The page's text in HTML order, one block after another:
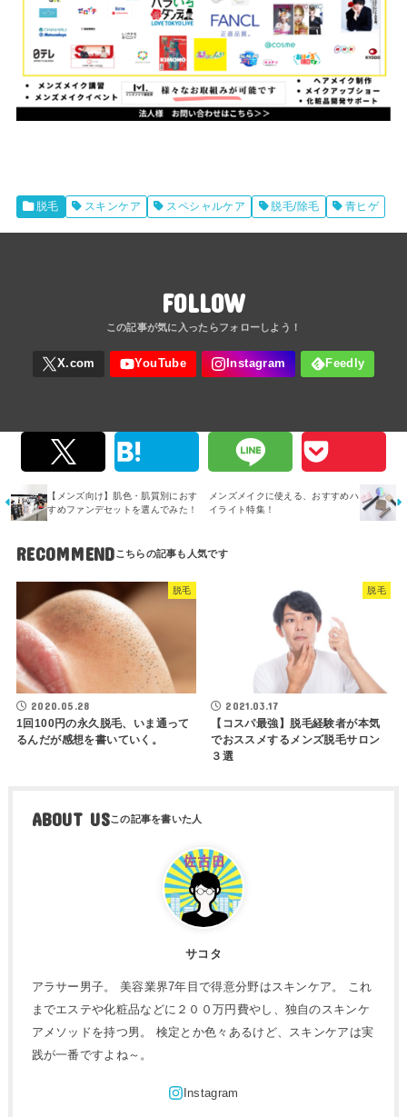
脱毛 スキンケア スペシャルケア 脱毛/除毛 青ヒゲ
FOLLOW
【メンズ向け】肌色・肌質別におす
すめファンデセットを選んでみた！
メンズメイクに使える、おすすめハ
イライト特集！
RECOMMEND
脱毛
2020.05.28
1回100円の永久脱毛、いま通って
るんだが感想を書いていく。
脱毛
2021.03.17
【コスパ最強】脱毛経験者が本気
でおススメするメンズ脱毛サロン
３選
ABOUT US
サコタ
アラサー男子。 美容業界7年目で得意分野はスキンケア。 これ
までエステや化粧品などに２００万円費やし、独自のスキンケ
アメソッドを持つ男。 検定とか色々あるけど、スキンケアは実
践が一番ですよね～。